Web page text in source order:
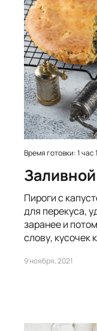
Время готовки: 1 час
Пироги с
для перекуса,
заранее и
слову, кусочек
9 ноября, 2021